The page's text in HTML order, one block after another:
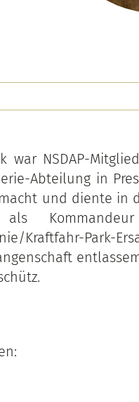
war NSDAP-
Abteilung in
und diente in
Kommandeur
Kraftfahr-Park-